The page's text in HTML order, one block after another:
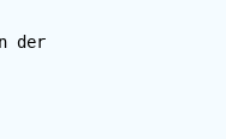
der